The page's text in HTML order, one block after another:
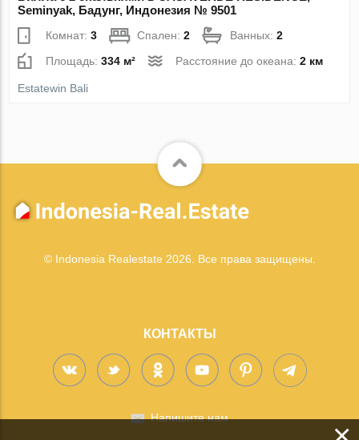
Seminyak, Бадунг, Индонезия № 9501
Комнат:3 Спален:2 Ванных:2
Площадь:334 м² Расстояние до океана:2 км
Estatewin Bali
© Indonesia Realestate 2026. Все права защищены.
КОНТАКТЫ
Напишите нам